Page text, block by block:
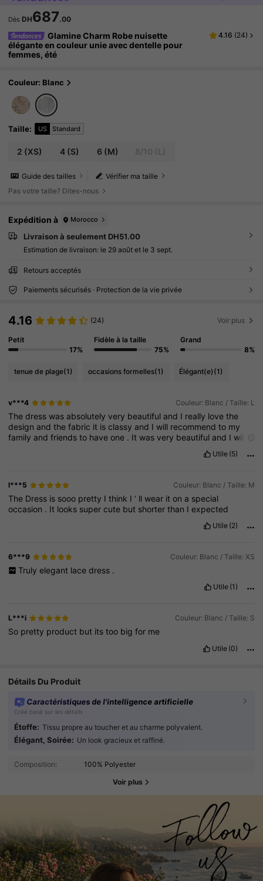
Dès DH687.00
Glamine Charm Robe nuisette
élégante en couleur unie avec dentelle pour
femmes, été
4.16 (24)
Couleur: Blanc
Taille: US Standard
2 (XS) 4(S) 6 (M)
Vérifier ma taille
Guide des tailles
Pas votre taille? Dites-nous
Expédition à Morocco
Livraison à seulement DH51.00
Estimation de livraison: le 29 août et le 3 sept.
Retours acceptés
Paiements sécurisés · Protection de la vie privée
4.16 (24) Voir plus
Petit
17%
Fidèle à la taille
75%
Grand
8%
tenue de plage(1) occasions formelles(1) Élégant(e)(1)
v***4 Couleur: Blanc / Taille: L
Thedresswas absolutelyvery beautiful and I really lovethe
design andthefabric it isclassy and Iwill recommendto my
family andfriendsto haveone . Itwasvery beautiful and Iwill
Utile (5)
l***5 Couleur: Blanc / Taille: M
The Dress is sooo pretty Ithink I’ llwear iton a special
occasion . It looks supercute but shorterthan Iexpected
Utile (2)
6***9 Couleur: Blanc / Taille: XS
Truly elegant lace dress .
Utile (1)
L***i Couleur: Blanc / Taille: S
So pretty product but itstoo bigfor me
Utile (0)
Détails Du Produit
Caractéristiques de l'intelligence artificielle
Créé basé sur les détails
Étoffe: Tissu propre au toucher et au charme polyvalent.
Élégant, Soirée: Un look gracieux et raffiné.
Composition: 100% Polyester
Voir plus